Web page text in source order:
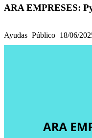
ARA EMPRESES:
Ayudas Público 18/06/